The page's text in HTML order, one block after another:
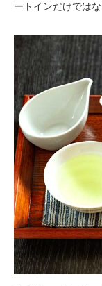
ートインだけでは